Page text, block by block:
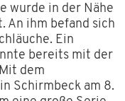
wurde in der Nähe
An ihm befand sich
Ein
bereits mit der
dem
Schirmbeck am 8.